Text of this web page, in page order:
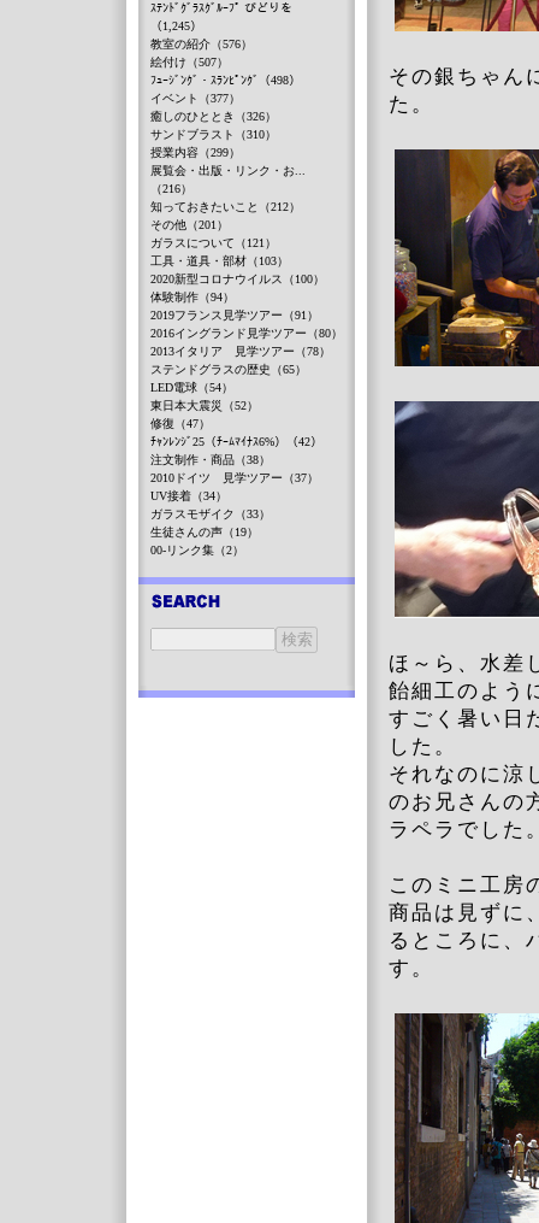
その銀ちゃん
た。
ほ～ら、水差
飴細工のよう
すごく暑い日
した。
それなのに涼
のお兄さんの
ラペラでした
このミニ工房
商品は見ずに
るところに、
す。
ｽﾃﾝﾄﾞｸﾞﾗｽｸﾞﾙｰﾌﾟ びどりを
（1,245）
教室の紹介（576）
絵付け（507）
ﾌｭｰｼﾞﾝｸﾞ・ｽﾗﾝﾋﾟﾝｸﾞ（498）
イベント（377）
癒しのひととき（326）
サンドブラスト（310）
授業内容（299）
展覧会・出版・リンク・お...
（216）
知っておきたいこと（212）
その他（201）
ガラスについて（121）
工具・道具・部材（103）
2020新型コロナウイルス（100）
体験制作（94）
2019フランス見学ツアー（91）
2016イングランド見学ツアー（80）
2013イタリア 見学ツアー（78）
ステンドグラスの歴史（65）
LED電球（54）
東日本大震災（52）
修復（47）
ﾁｬﾝﾚﾝｼﾞ25（ﾁｰﾑﾏｲﾅｽ6%）（42）
注文制作・商品（38）
2010ドイツ 見学ツアー（37）
UV接着（34）
ガラスモザイク（33）
生徒さんの声（19）
00-リンク集（2）